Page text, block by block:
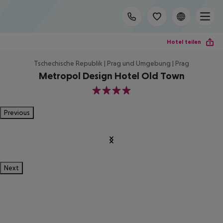
Hotel teilen
Tschechische Republik | Prag und Umgebung | Prag
Metropol Design Hotel Old Town
4
Previous
Next